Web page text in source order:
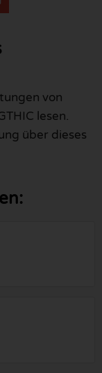
von
lesen.
über dieses